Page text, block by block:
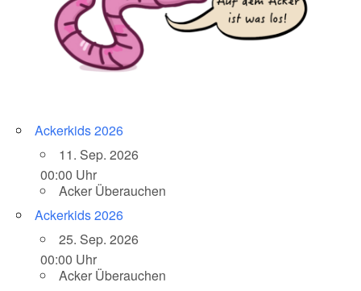
Ackerkids 2026
11. Sep. 2026
00:00 Uhr
Acker Überauchen
Ackerkids 2026
25. Sep. 2026
00:00 Uhr
Acker Überauchen